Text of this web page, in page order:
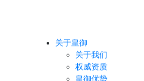
关于皇御
关于我们
权威资质
皇御优势